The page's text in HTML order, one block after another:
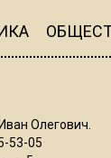
Олегович.
53-05